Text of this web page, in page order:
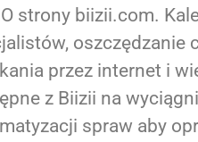
strony biizii.com.
oszczędzanie
przez internet i
z Biizii na
spraw aby